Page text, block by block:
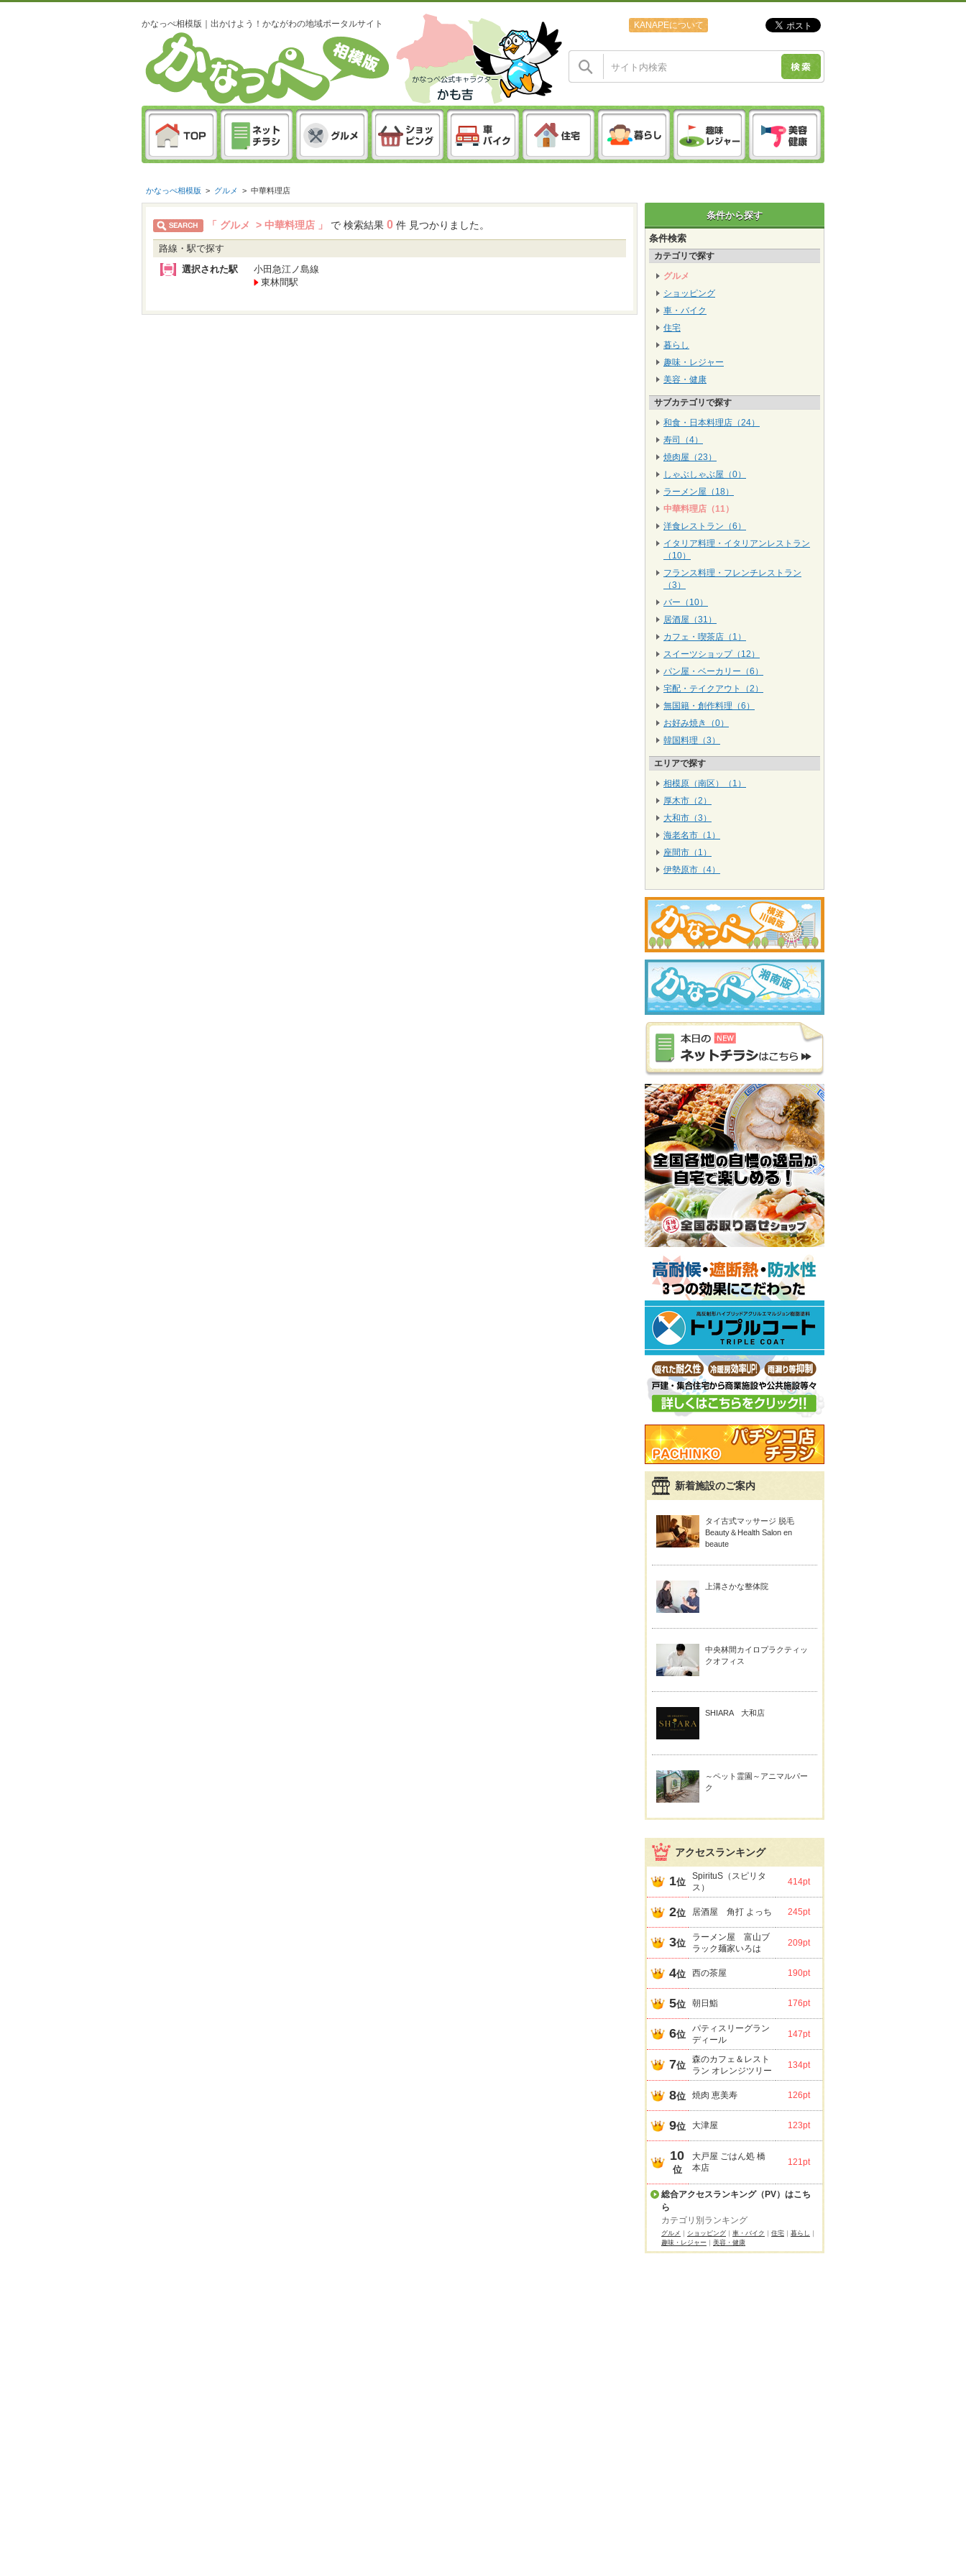
かなっぺ相模版｜出かけよう！かながわの地域ポータルサイト KANAPEについて
かなっぺ相模版 > グルメ > 中華料理店
条件から探す
条件検索
カテゴリで探す
グルメ
ショッピング
車・バイク
住宅
暮らし
趣味・レジャー
美容・健康
サブカテゴリで探す
和食・日本料理店（24）
寿司（4）
焼肉屋（23）
しゃぶしゃぶ屋（0）
ラーメン屋（18）
中華料理店（11）
洋食レストラン（6）
イタリア料理・イタリアンレストラン
（10）
フランス料理・フレンチレストラン
（3）
バー（10）
居酒屋（31）
カフェ・喫茶店（1）
スイーツショップ（12）
パン屋・ベーカリー（6）
宅配・テイクアウト（2）
無国籍・創作料理（6）
お好み焼き（0）
韓国料理（3）
エリアで探す
相模原（南区）（1）
厚木市（2）
大和市（3）
海老名市（1）
座間市（1）
伊勢原市（4）
新着施設のご案内
タイ古式マッサージ 脱毛
Beauty＆Health Salon en
beaute
上溝さかな整体院
中央林間カイロプラクティッ
クオフィス
SHIARA 大和店
～ペット霊園～アニマルパー
ク
アクセスランキング
1位
SpirituS（スピリタ
ス）
414pt
2位 居酒屋 角打 よっち 245pt
3位
ラーメン屋 富山ブ
ラック麺家いろは
209pt
4位 西の茶屋 190pt
5位 朝日鮨 176pt
6位
パティスリーグラン
ディール
147pt
7位
森のカフェ＆レスト
ラン オレンジツリー
134pt
8位 焼肉 恵美寿 126pt
9位 大津屋 123pt
10
位
大戸屋 ごはん処 橋
本店
121pt
総合アクセスランキング（PV）はこち
ら
カテゴリ別ランキング
グルメ ショッピング 車・バイク 住宅 暮らし
趣味・レジャー
美容・健康
「 グルメ > 中華料理店 」 で 検索結果 0 件 見つかりました。
路線・駅で探す
選択された駅
小田急江ノ島線
東林間駅